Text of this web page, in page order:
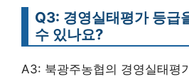
Q3: 경영실태평가 등급
수 있나요?
A3: 북광주농협의 경영실태평